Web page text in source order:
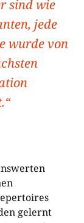
sind wie
jede
wurde von
gelernt